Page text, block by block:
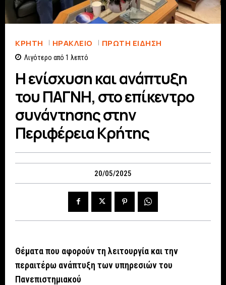
ΚΡΗΤΗ ΗΡΆΚΛΕΙΟ ΠΡΏΤΗ ΕΊΔΗΣΗ
Λιγότερο από 1 λεπτό
Η ενίσχυση και ανάπτυξη
του ΠΑΓΝΗ, στο επίκεντρο
συνάντησης στην
Περιφέρεια Κρήτης
20/05/2025
Θέματα που αφορούν τη λειτουργία και την
περαιτέρω ανάπτυξη των υπηρεσιών του
Πανεπιστημιακού